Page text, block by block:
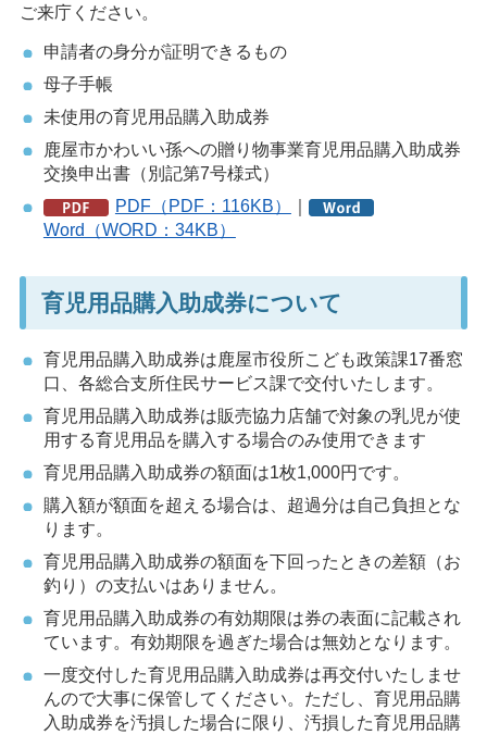
ご来庁ください。
申請者の身分が証明できるもの
母子手帳
未使用の育児用品購入助成券
鹿屋市かわいい孫への贈り物事業育児用品購入助成券
交換申出書（別記第7号様式）
PDF（PDF：116KB）
Word（WORD：34KB）
育児用品購入助成券について
育児用品購入助成券は鹿屋市役所こども政策課17番窓
口、各総合支所住民サービス課で交付いたします。
育児用品購入助成券は販売協力店舗で対象の乳児が使
用する育児用品を購入する場合のみ使用できます
育児用品購入助成券の額面は1枚1,000円です。
購入額が額面を超える場合は、超過分は自己負担とな
ります。
育児用品購入助成券の額面を下回ったときの差額（お
釣り）の支払いはありません。
育児用品購入助成券の有効期限は券の表面に記載され
ています。有効期限を過ぎた場合は無効となります。
一度交付した育児用品購入助成券は再交付いたしませ
んので大事に保管してください。ただし、育児用品購
入助成券を汚損した場合に限り、汚損した育児用品購